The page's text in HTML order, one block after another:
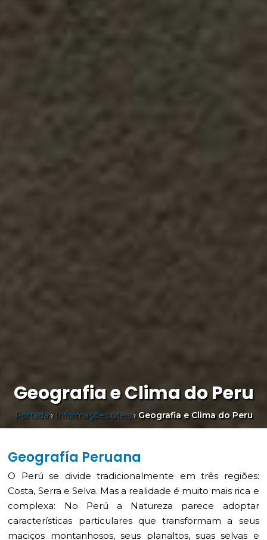
Geografia e Clima do Peru
Portada› Informações úteis› Geografia e Clima do Peru
Geografía Peruana
O Perú se divide tradicionalmente em três regiões:
Costa, Serra e Selva. Mas a realidade é muito mais rica e
complexa: No Perú a Natureza parece adoptar
características particulares que transformam a seus
maciços montanhosos, seus planaltos, suas selvas e